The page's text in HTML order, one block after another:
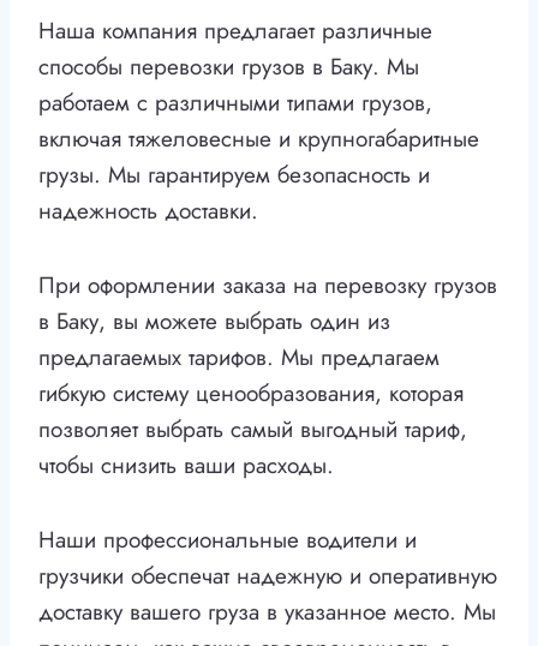
Наша компания предлагает различные
способы перевозки грузов в Баку. Мы
работаем с различными типами грузов,
включая тяжеловесные и крупногабаритные
грузы. Мы гарантируем безопасность и
надежность доставки.
При оформлении заказа на перевозку грузов
в Баку, вы можете выбрать один из
предлагаемых тарифов. Мы предлагаем
гибкую систему ценообразования, которая
позволяет выбрать самый выгодный тариф,
чтобы снизить ваши расходы.
Наши профессиональные водители и
грузчики обеспечат надежную и оперативную
доставку вашего груза в указанное место. Мы